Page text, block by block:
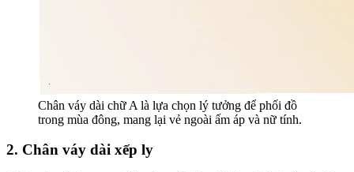
Chân váy dài chữ A là lựa chọn lý tưởng để phối đồ
trong mùa đông, mang lại vẻ ngoài ấm áp và nữ tính.
2. Chân váy dài xếp ly